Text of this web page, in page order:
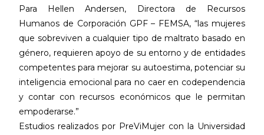
Para Hellen Andersen, Directora de Recursos
Humanos de Corporación GPF – FEMSA, “las mujeres
que sobreviven a cualquier tipo de maltrato basado en
género, requieren apoyo de su entorno y de entidades
competentes para mejorar su autoestima, potenciar su
inteligencia emocional para no caer en codependencia
y contar con recursos económicos que le permitan
empoderarse.”
Estudios realizados por PreViMujer con la Universidad